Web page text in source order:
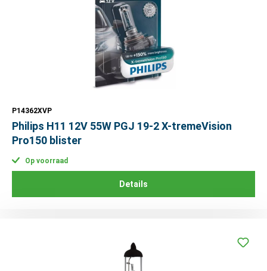
P14362XVP
Philips H11 12V 55W PGJ 19-2 X-tremeVision
Pro150 blister
Op voorraad
Details